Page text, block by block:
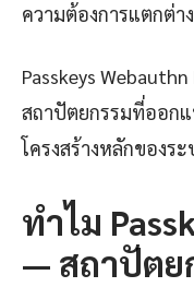
ความต้องการแตกต่า
Passkeys
สถาปัตยกรรมที่ออก
โครงสร้างหลักของร
ทำไม
— สถาปัตย